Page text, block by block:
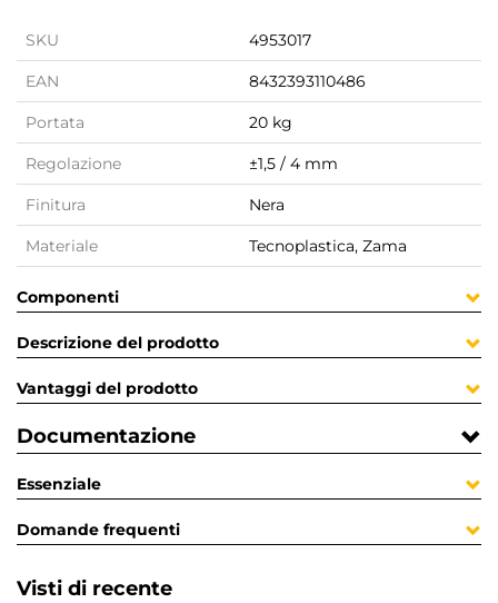
SKU 4953017
EAN 8432393110486
Portata 20 kg
Regolazione ±1,5 / 4 mm
Finitura Nera
Materiale Tecnoplastica, Zama
Componenti
Descrizione del prodotto
Vantaggi del prodotto
Documentazione
Essenziale
Domande frequenti
Visti di recente